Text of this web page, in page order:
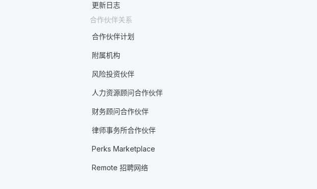
更新日志
合作伙伴关系
合作伙伴计划
附属机构
风险投资伙伴
人力资源顾问合作伙伴
财务顾问合作伙伴
律师事务所合作伙伴
Perks Marketplace
Remote 招聘网络